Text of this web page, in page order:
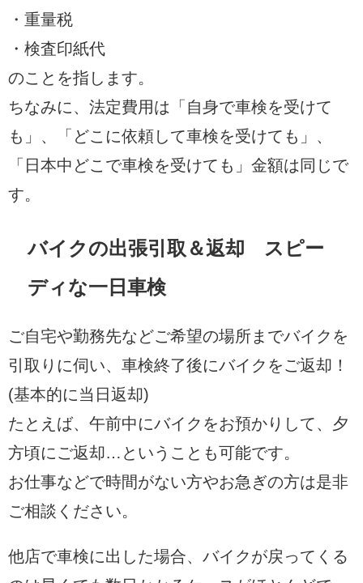
・重量税
・検査印紙代
のことを指します。
ちなみに、法定費用は「自身で車検を受けて
も」、「どこに依頼して車検を受けても」、
「日本中どこで車検を受けても」金額は同じで
す。
バイクの出張引取＆返却 スピー
ディな一日車検
ご自宅や勤務先などご希望の場所までバイクを
引取りに伺い、車検終了後にバイクをご返却！
(基本的に当日返却)
たとえば、午前中にバイクをお預かりして、夕
方頃にご返却…ということも可能です。
お仕事などで時間がない方やお急ぎの方は是非
ご相談ください。
他店で車検に出した場合、バイクが戻ってくる